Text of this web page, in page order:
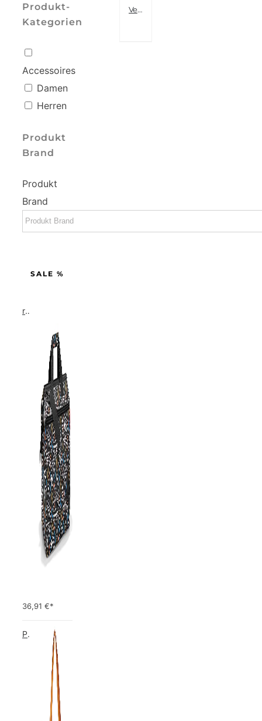
Vera Bradley Mikrofaser-Wochenendtasche
Produkt-
Kategorien
Accessoires
Damen
Herren
Produkt
Brand
Produkt
Brand
SALE %
reisenthel allrounder L pocket  Vielseitige Doktortasche für Reise, Arbeit und Freizeit  Mit praktischer Trolley…
36,91 €*
PIECES TOTALLY ROYAL LEATHER TRAVEL BAG 17055349 Damen Umhängetaschen ,1 Groesse (51 x 33 x 14,5 cm)